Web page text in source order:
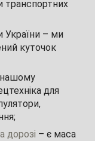
транспортних
України – ми
куточок
для
дорозі – є маса